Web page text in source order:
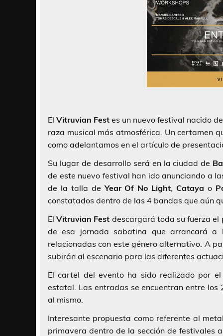
ElVitruvian Fest es un nuevo festival nacido
raza musical más atmosférica. Un certamen
como adelantamos en el artículo de
Su lugar de desarrollo será en la ciudad de
de este nuevo festival han ido anunciando a
de la talla deYear Of No Light ,Cataya o
constatados dentro de las 4 bandas que aún
ElVitruvian Fest descargará toda su fuerza el
de esa jornada sabatina que arrancará a
relacionadas con este género alternativo. A
subirán al escenario para las diferentes
El cartel del evento ha sido realizado por
estatal. Las entradas se encuentran entre los
al mismo.
Interesante propuesta como referente al
primavera dentro de la sección de festivales